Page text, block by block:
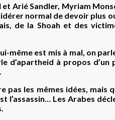
Arié Sandler, Myriam
normal de devoir plus
de la Shoah et des
même est mis à mal, on
d’apartheid à propos d’un
les mêmes idées, mais
l’assassin… Les Arabes